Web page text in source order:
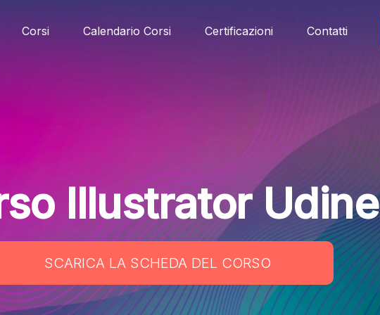
Corsi Calendario Corsi Certificazioni Contatti
Illustrator Udine
SCARICA LA SCHEDA DEL CORSO